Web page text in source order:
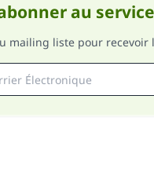
au
mailing liste pour recevoir